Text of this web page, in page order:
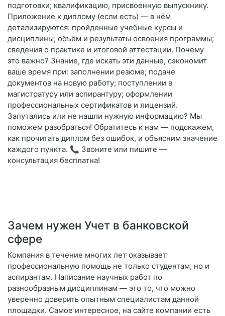
подготовки; квалификацию, присвоенную выпускнику.
Приложение к диплому (если есть) — в нём
детализируются: пройденные учебные курсы и
дисциплины; объём и результаты освоения программы;
сведения о практике и итоговой аттестации. Почему
это важно? Знание, где искать эти данные, сэкономит
ваше время при: заполнении резюме; подаче
документов на новую работу; поступлении в
магистратуру или аспирантуру; оформлении
профессиональных сертификатов и лицензий.
Запутались или не нашли нужную информацию? Мы
поможем разобраться! Обратитесь к нам — подскажем,
как прочитать диплом без ошибок, и объясним значение
каждого пункта. 📞 Звоните или пишите —
консультация бесплатна!
Зачем нужен Учет в банковской
сфере
Компания в течение многих лет оказывает
профессиональную помощь не только студентам, но и
аспирантам. Написание научных работ по
разнообразным дисциплинам — это то, что можно
уверенно доверить опытным специалистам данной
площадки. Самое интересное, на сайте компании есть